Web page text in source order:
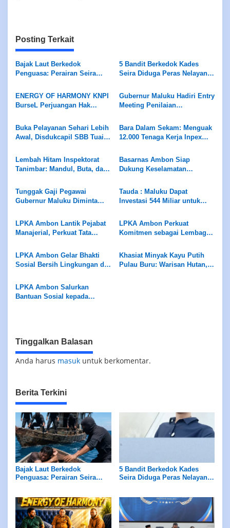
Posting Terkait
Bajak Laut Berkedok
Penguasa: Perairan Seira
Dirampok Habis!
5 Bandit Berkedok Kades
Seira Diduga Peras Nelayan
ENERGY OF HARMONY KNPI
BurseL Perjuangan Hak
Gubernur Maluku Hadiri Entry
Meeting Penilaian
RI
Buka Pelayanan Sehari Lebih
Awal, Disdukcapil SBB Tuai
Maluku
Bara Dalam Sekam: Menguak
12.000 Tenaga Kerja Inpex
Lembah Hitam Inspektorat
Tanimbar: Mandul, Buta, dan
Basarnas Ambon Siap
Dukung Keselamatan
Diminta Perhatikan Fasilitas
Penunjang
Tunggak Gaji Pegawai
Gubernur Maluku Diminta
Panca Karya
Tauda : Maluku Dapat
Investasi 544 Miliar untuk
LPKA Ambon Lantik Pejabat
Manajerial, Perkuat Tata
LPKA Ambon Perkuat
Komitmen sebagai Lembaga
Pengukuran Standar LPKRA
LPKA Ambon Gelar Bhakti
Sosial Bersih Lingkungan di
Khasiat Minyak Kayu Putih
Pulau Buru: Warisan Hutan,
LPKA Ambon Salurkan
Bantuan Sosial kepada
Tinggalkan Balasan
Anda harus masuk untuk berkomentar.
Berita Terkini
Bajak Laut Berkedok
Penguasa: Perairan Seira
5 Bandit Berkedok Kades
Seira Diduga Peras Nelayan